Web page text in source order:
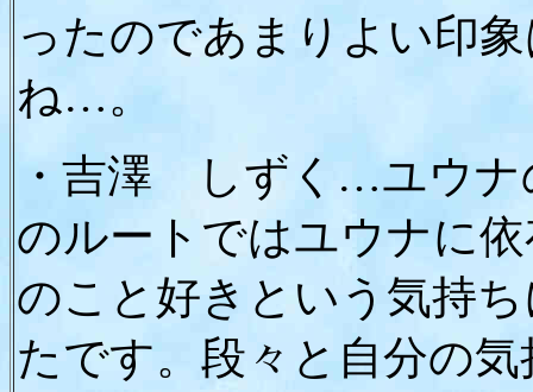
ったのであまりよい印
ね…。
・吉澤 しずく…ユウナ
のルートではユウナに
のこと好きという気持
たです。段々と自分の